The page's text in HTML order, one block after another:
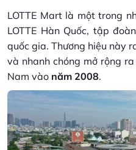
LOTTE Mart là một trong
LOTTE Hàn Quốc, tập
quốc gia. Thương hiệu này
và nhanh chóng mở rộng
Nam vào năm 2008.